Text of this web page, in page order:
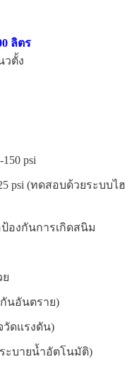
ลิตร
วตั้ง
psi
psi (ทดสอบด้วยระบบไฮ
ป้องกันการเกิดสนิม
กันอันตราย)
จวัดแรงดัน)
ระบายน้ำอัตโนมัติ)